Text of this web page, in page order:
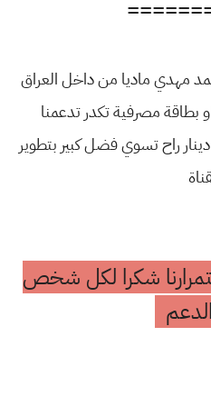
مهدي ماديا من داخل العراق
مصرفية تكدر تدعمنا
حته لو بـ 1 الف دينار راح تسوي فضل كبير بتطوير
شكرا لكل شخص